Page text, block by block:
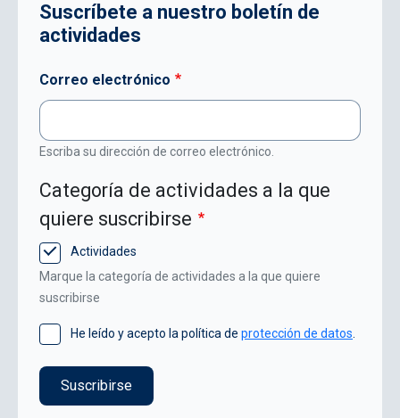
Suscríbete a nuestro boletín de
actividades
Correo electrónico
Escriba su dirección de correo electrónico.
Categoría de actividades a la que
quiere suscribirse
Actividades
Marque la categoría de actividades a la que quiere
suscribirse
He leído y acepto la política de protección de datos